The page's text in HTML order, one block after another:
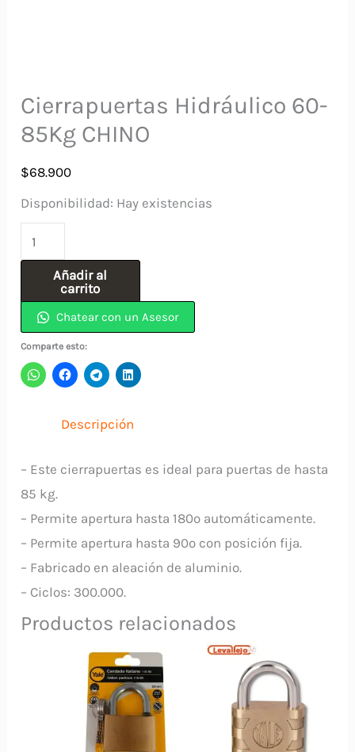
Cierrapuertas Hidráulico 60-
85Kg CHINO
$68.900
Disponibilidad: Hay existencias
Hidráulico
85Kg
CHINO
cantidad
Añadir al
carrito
Chatear con un Asesor
Comparte esto:
Descripción
– Este cierrapuertas es ideal para puertas de hasta
85 kg.
– Permite apertura hasta 180º automáticamente.
– Permite apertura hasta 90º con posición fija.
– Fabricado en aleación de aluminio.
– Ciclos: 300.000.
Productos relacionados